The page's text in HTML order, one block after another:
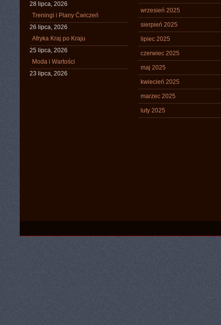
28 lipca, 2026
Treningi i Plany Ćwiczeń
26 lipca, 2026
Afryka Kraj po Kraju
25 lipca, 2026
Moda i Wartości
23 lipca, 2026
wrzesień 2025
sierpień 2025
lipiec 2025
czerwiec 2025
maj 2025
kwiecień 2025
marzec 2025
luty 2025